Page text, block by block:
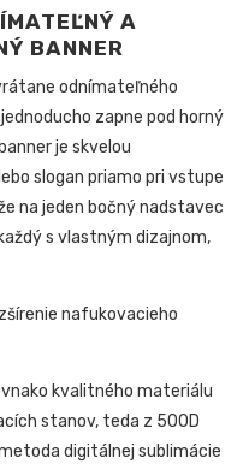
A
BANNER
odnímateľného
zapne pod horný
je skvelou
slogan priamo pri vstupe
na jeden bočný nadstavec
s vlastným dizajnom,
kvalitného materiálu
stanov, teda z 500D
metoda digitálnej sublimácie